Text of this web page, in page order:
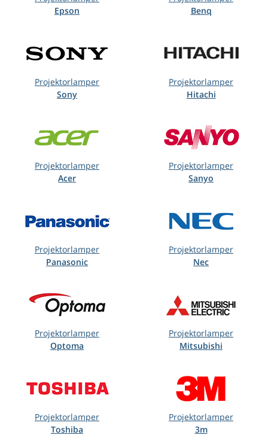
Epson
Benq
Projektorlamper
Sony
Projektorlamper
Hitachi
Projektorlamper
Acer
Projektorlamper
Sanyo
Projektorlamper
Panasonic
Projektorlamper
Nec
Projektorlamper
Optoma
Projektorlamper
Mitsubishi
Projektorlamper
Toshiba
Projektorlamper
3m